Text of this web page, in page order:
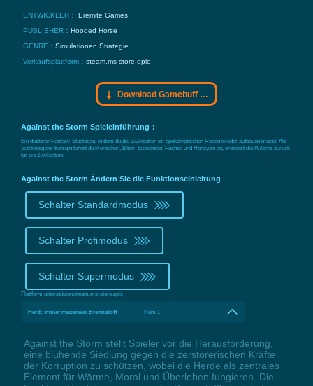
ENTWICKLER： Eremite Games
PUBLISHER： Hooded Horse
GENRE： Simulationen Strategie
Verkaufsplattform： steam,ms-store,epic
Download Gamebuff Trainer
Against the Storm Spieleinführung：
Ein düsterer Fantasy-Städtebau, in dem du die Zivilisation im apokalyptischen Regen wieder aufbauen musst. Als
Vizekönig der Königin führst du Menschen, Biber, Eidechsen, Füchse und Harpyien an, eroberst die Wildnis zurück
für die Zivilisation.
Against the Storm Ändern Sie die Funktionseinleitung
Schalter Standardmodus
Schalter Profimodus
Schalter Supermodus
Plattform unterstützen:steam,ms-store,epic
Herd: immer maximaler Brennstoff Num 1
Against the Storm stellt Spieler vor die Herausforderung,
eine blühende Siedlung gegen die zerstörerischen Kräfte
der Korruption zu schützen, wobei die Herde als zentrales
Element für Wärme, Moral und Überleben fungieren. Die